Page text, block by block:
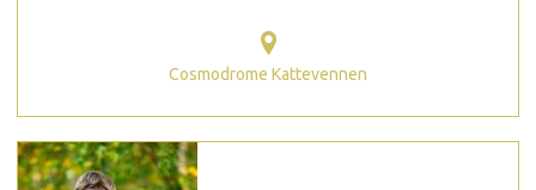
Cosmodrome Kattevennen